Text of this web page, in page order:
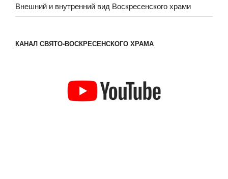
Внешний и внутренний вид Воскресенского храми
КАНАЛ СВЯТО-ВОСКРЕСЕНСКОГО ХРАМА